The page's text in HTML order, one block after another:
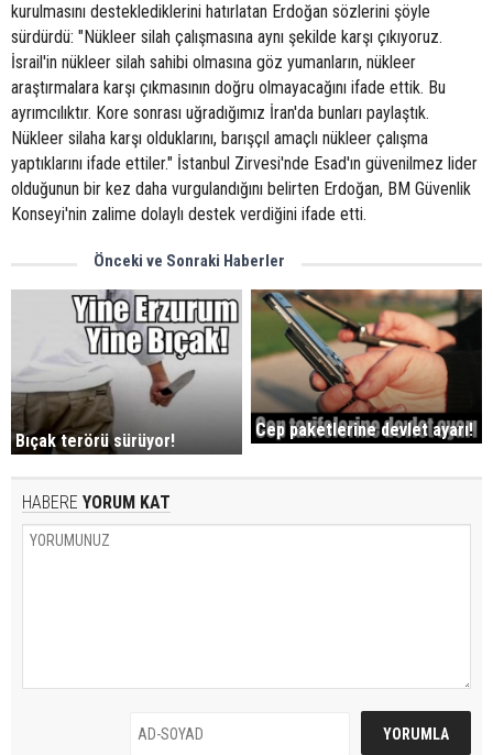
kurulmasını desteklediklerini hatırlatan Erdoğan sözlerini şöyle
sürdürdü: "Nükleer silah çalışmasına aynı şekilde karşı çıkıyoruz.
İsrail'in nükleer silah sahibi olmasına göz yumanların, nükleer
araştırmalara karşı çıkmasının doğru olmayacağını ifade ettik. Bu
ayrımcılıktır. Kore sonrası uğradığımız İran'da bunları paylaştık.
Nükleer silaha karşı olduklarını, barışçıl amaçlı nükleer çalışma
yaptıklarını ifade ettiler." İstanbul Zirvesi'nde Esad'ın güvenilmez lider
olduğunun bir kez daha vurgulandığını belirten Erdoğan, BM Güvenlik
Konseyi'nin zalime dolaylı destek verdiğini ifade etti.
Önceki ve Sonraki Haberler
Bıçak terörü sürüyor!
Cep paketlerine devlet ayarı!
HABERE YORUM KAT